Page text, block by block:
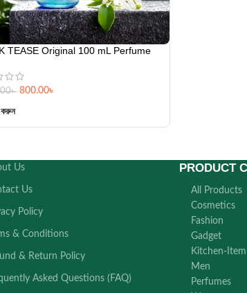
TEASE Original 100 mL Perfume
৳ 800.00৳
করুন
Us
Us
Policy
& Conditions
& Return Policy
Asked Questions (FAQ)
PRODUCT
All Products
Cosmetics
Fashion
Gadget
Kitchen-Item
Men
Perfumes